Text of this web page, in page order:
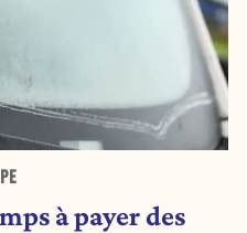
à payer des